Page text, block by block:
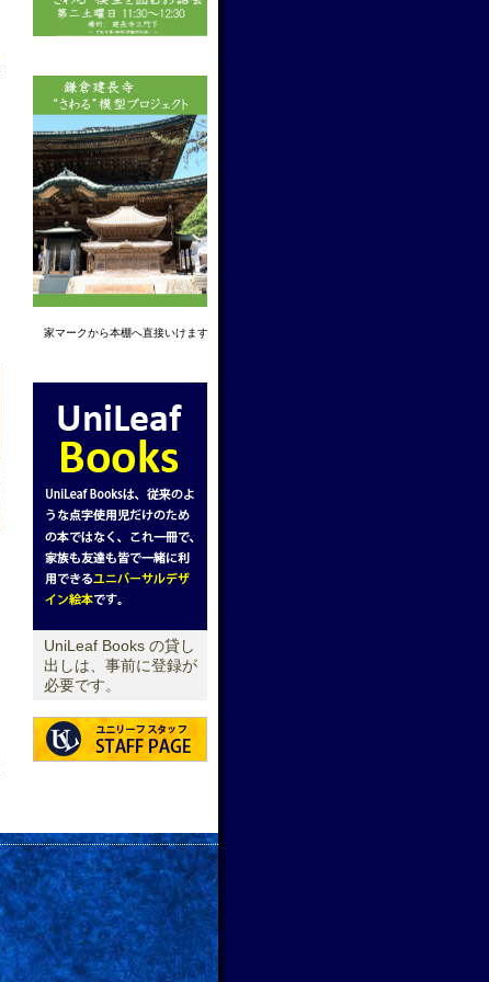
家マークから本棚へ直接いけます
UniLeaf Books の貸し
出しは、事前に登録が
必要です。